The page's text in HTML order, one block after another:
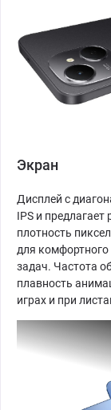
Экран
Дисплей с
IPS и
плотность
для
задач. Частота
плавность
играх и при